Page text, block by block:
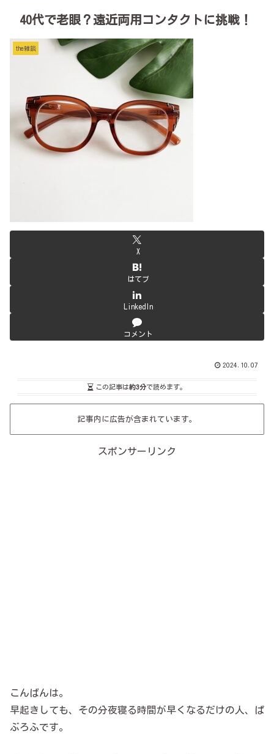
40代で老眼？遠近両用コンタクトに挑戦！
the雑談
X
はてブ
LinkedIn
コメント
2024.10.07
この記事は約3分で読めます。
記事内に広告が含まれています。
スポンサーリンク
こんばんは。
早起きしても、その分夜寝る時間が早くなるだけの人、ぱ
ぶろふです。